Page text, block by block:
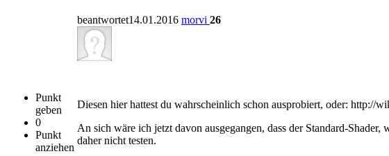
beantwortet14.01.2016 morvi 26
Punkt
geben
0
Punkt
anziehen
Diesen hier hattest du wahrscheinlich schon ausprobiert, oder: http://
An sich wäre ich jetzt davon ausgegangen, dass der Standard-
daher nicht testen.